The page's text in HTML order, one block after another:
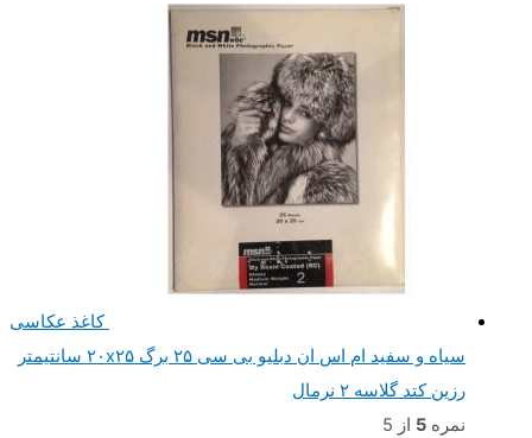
کاغذ عکاسی
سیاه و سفید ام اس ان دبلیو بی سی ۲۵ برگ ۲۰x۲۵ سانتیمتر
رزین کتد گلاسه ۲ نرمال
نمره5از 5